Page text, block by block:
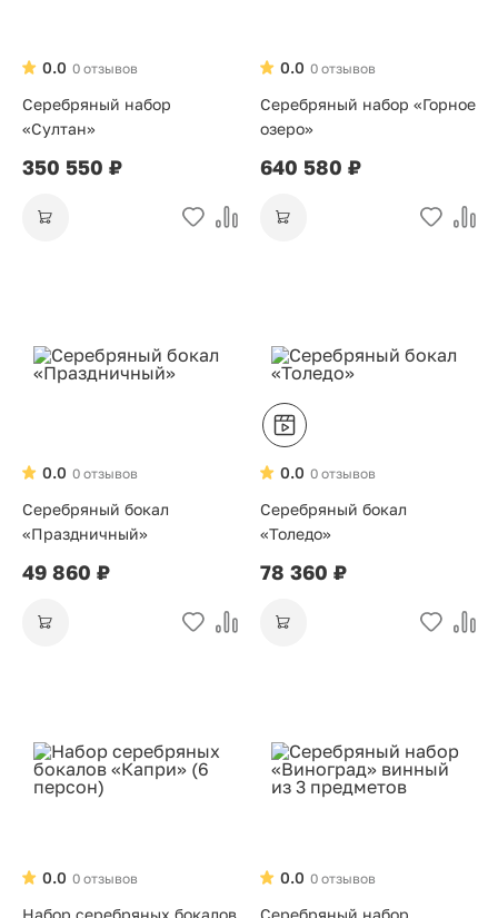
0 отзывов
0.0
Серебряный набор
«Султан»
350 550 ₽
0 отзывов
0.0
Серебряный набор «Горное
озеро»
640 580 ₽
0 отзывов
0.0
Серебряный бокал
«Праздничный»
49 860 ₽
0 отзывов
0.0
Серебряный бокал
«Толедо»
78 360 ₽
0 отзывов
0.0
Набор серебряных бокалов
0 отзывов
0.0
Серебряный набор